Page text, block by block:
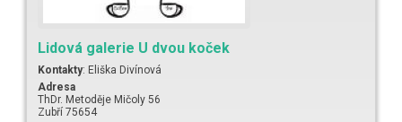
Lidová galerie U dvou koček
Kontakty: Eliška Divínová
Adresa
ThDr. Metoděje Mičoly 56
Zubří 75654